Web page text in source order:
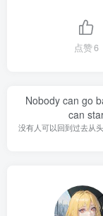
点赞6
Nobody can go
can
没有人可以回到过去从